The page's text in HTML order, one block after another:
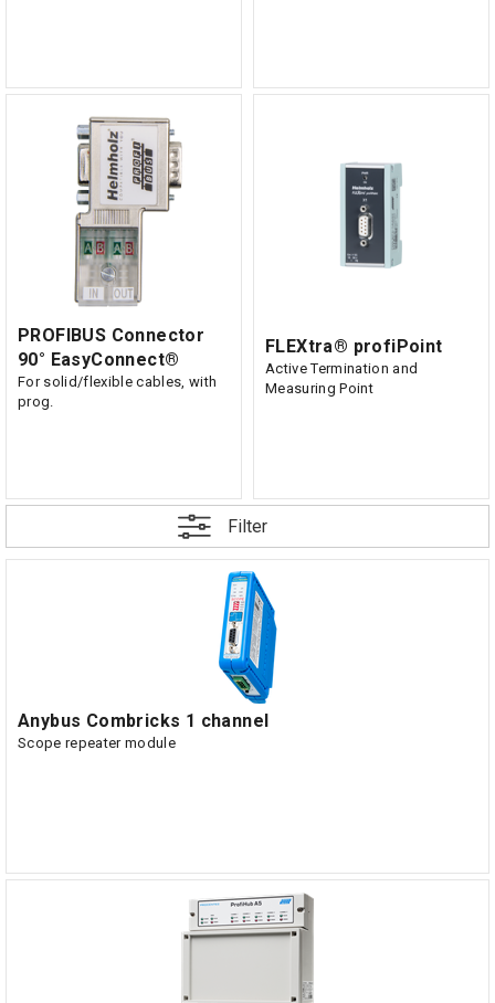
PROFIBUS Connector
90° EasyConnect®
For solid/flexible cables, with
prog.
FLEXtra® profiPoint
Active Termination and
Measuring Point
Filter
Anybus Combricks 1 channel
Scope repeater module